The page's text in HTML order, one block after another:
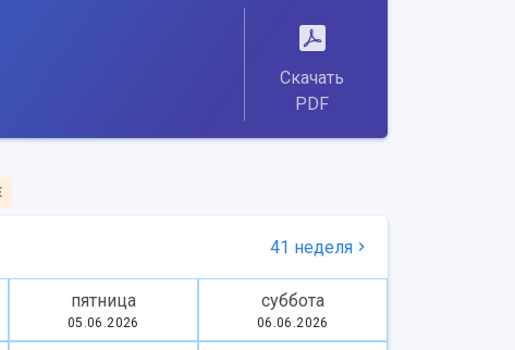
Скачать
PDF
41 неделя
пятница
05.06.2026
суббота
06.06.2026